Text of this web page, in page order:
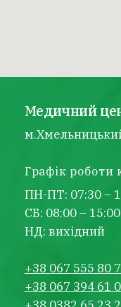
Медичний
Графік роботи
ПН-ПТ: 07:30 –
СБ: 08:00 – 15:00
НД: вихідний
+38 067 555 80
+38 067 394 61